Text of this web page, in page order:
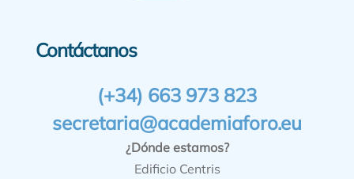
Contáctanos
(+34) 663 973 823
secretaria@academiaforo.eu
¿Dónde estamos?
Edificio Centris